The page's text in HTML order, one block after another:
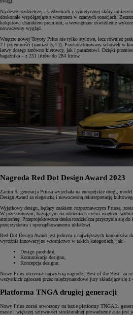
Na desce rozdzielczej i siedzeniach z syntetycznej skóry
doskonale współgrające z wnętrzem w czarnych tonacjach.
kokpitowi charakteru premium, a wewnętrzne oświetlenie
nowoczesny wygląd.
Wnętrze nowej Toyoty Prius nie tylko stylowe, lecz również
7 l pojemności (zamiast 5,4 l). Przekonstruowany schowek w
łatwy dostęp zarówno kierowcy, jak i pasażerowi. Dzięki
bagażnika – z 251 litrów do 284 litrów.
Nagroda Red Dot Design Award 2023
Zanim 5. generacja Priusa wyjechała na europejskie drogi,
Design Award za elegancką i nowoczesną reinterpretację
Wyjątkowy design, będący znakiem rozpoznawczym Priusa,
W przestronnym, bazującym na odcieniach czerni wnętrzu,
atmosferę. Przeprojektowana deska rozdzielcza przyczynia się
przejrzystemu i uporządkowanemu układowi.
Red Dot Design Award jest jednym z największych konkursów
wyróżnia innowacyjne wzornictwo w takich kategoriach, jak:
Design produktu,
Komunikacja designu,
Koncepcja designu.
Nowy Prius otrzymał najwyższą nagrodę „Best of the Best” za
wszystkich zgłoszeń przez międzynarodowe jury składające się z
Platforma TNGA drugiej generacji
Nowy Prius został stworzony na bazie platformy TNGA 2.
masie i większej sztywności strukturalnej prowadzenie auta jest